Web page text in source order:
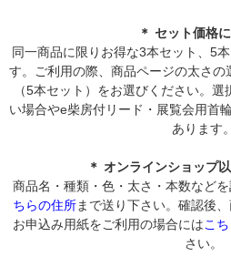
＊ セット価格
同一商品に限りお得な3本セット、5
す。ご利用の際、商品ページの太さ
（5本セット）をお選びください。
い場合やe柴房付リード・展覧会用首
あります。
＊ オンラインショップ
商品名・種類・色・太さ・本数などを
ちらの住所まで送り下さい。確認後
お申込み用紙をご利用の場合にはこ
さい。